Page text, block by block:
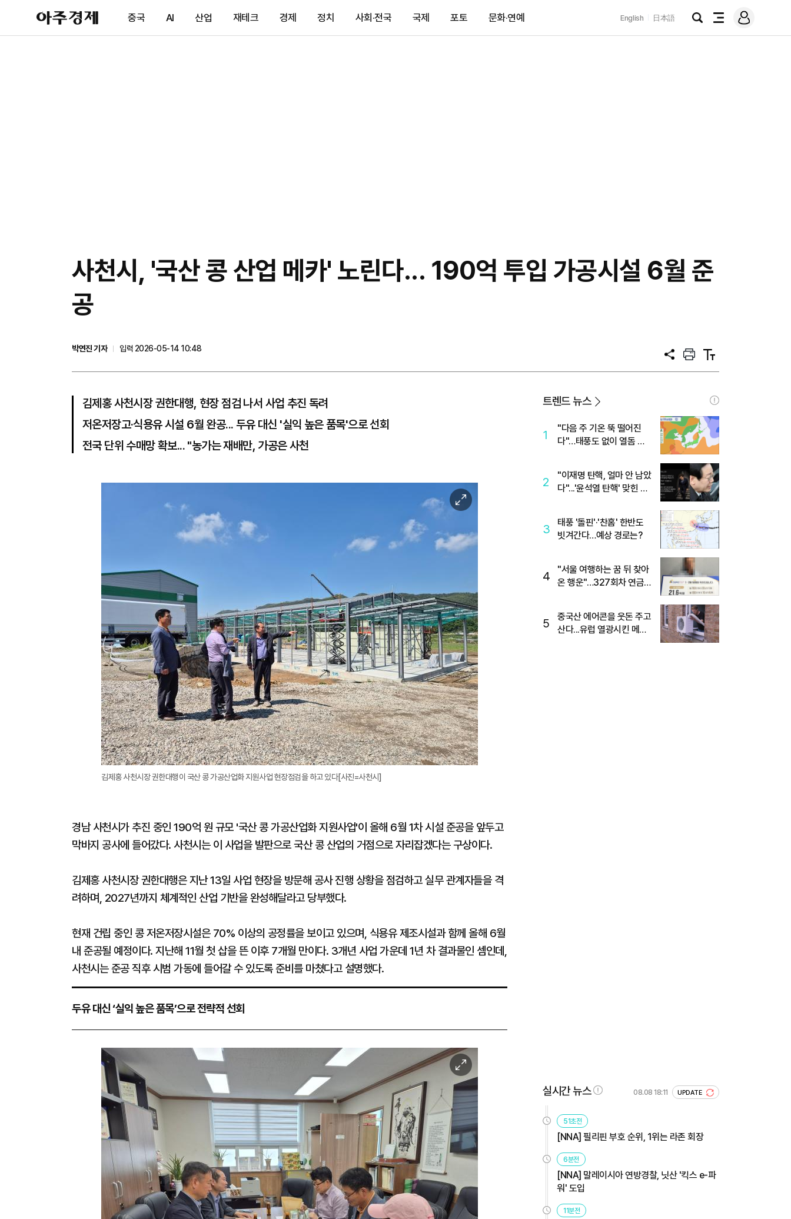
아
주
제
중국 AI 산업 재테크 경제 정치 사회·전국 국제 포토 문화·연예 English 日本語
검
전
메
그
사천시, '국산 콩 산업 메카' 노린다... 190억 투입 가공시설 6월 준
공
박연진 기자
입력 2026-05-14 10:48
공
프
트
텍
트
김제홍 사천시장 권한대행, 현장 점검 나서 사업 추진 독려
저온저장고·식용유 시설 6월 완공... 두유 대신 '실익 높은 품목'으로 선회
전국 단위 수매망 확보... "농가는 재배만, 가공은 사천
이
미
지
확
김제홍 사천시장 권한대행이 국산 콩 가공산업화 지원사업 현장점검을 하고 있다[사진=사천시]
경남 사천시가 추진 중인 190억 원 규모 '국산 콩 가공산업화 지원사업'이 올해 6월 1차 시설 준공을 앞두고
막바지 공사에 들어갔다. 사천시는 이 사업을 발판으로 국산 콩 산업의 거점으로 자리잡겠다는 구상이다.
김제홍 사천시장 권한대행은 지난 13일 사업 현장을 방문해 공사 진행 상황을 점검하고 실무 관계자들을 격
려하며, 2027년까지 체계적인 산업 기반을 완성해달라고 당부했다.
현재 건립 중인 콩 저온저장시설은 70% 이상의 공정률을 보이고 있으며, 식용유 제조시설과 함께 올해 6월
내 준공될 예정이다. 지난해 11월 첫 삽을 뜬 이후 7개월 만이다. 3개년 사업 가운데 1년 차 결과물인 셈인데,
사천시는 준공 직후 시범 가동에 들어갈 수 있도록 준비를 마쳤다고 설명했다.
두유 대신 ‘실익 높은 품목’으로 전략적 선회
이
미
지
확
대
트렌드 뉴스
1
"다음 주 기온 뚝 떨어진
다"…태풍도 없이 열돔 박
2
"이재명 탄핵, 얼마 안 남았
다"...'윤석열 탄핵' 맞힌 무
3
태풍 '돌핀'·'찬홈' 한반도
빗겨간다…예상 경로는?
4
"서울 여행하는 꿈 뒤 찾아
온 행운"…327회차 연금
5
중국산 에어콘을 웃돈 주고
산다...유럽 열광시킨 메이
실시간 뉴스 08.08 18:11 UPDATE
51초전
[NNA] 필리핀 부호 순위, 1위는 라존 회장
6분전
[NNA] 말레이시아 연방경찰, 닛산 '킥스 e-파
워' 도입
11분전